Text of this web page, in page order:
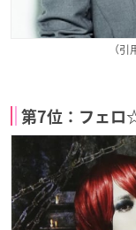
（
第7位：フェロ